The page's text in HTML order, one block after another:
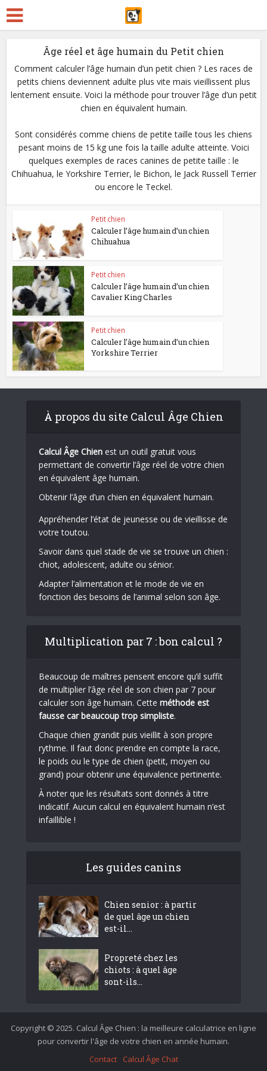
Âge réel et âge humain du Petit chien
Comment calculer l’âge humain d’un petit chien ? Les races de
petits chiens deviennent adulte plus vite mais vieillissent plus
lentement ensuite. Voici la méthode pour trouver l’âge d’un petit
chien en équivalent humain.
Sont considérés comme chiens de petite taille tous les chiens
pesant moins de 15 kg une fois la taille adulte atteinte. Voici
quelques exemples de races canines de petite taille : le
Chihuahua, le Yorkshire Terrier, le Bichon, le Jack Russell Terrier
ou encore le Teckel.
Petit chien
Calculer l’âge humain d’un chien
Chihuahua
Petit chien
Calculer l’âge humain d’un chien
Cavalier King Charles
Petit chien
Calculer l’âge humain d’un chien
Yorkshire Terrier
À propos du site Calcul Âge Chien
Calcul Âge Chien est un outil gratuit vous
permettant de convertir l’âge réel de votre chien
en équivalent âge humain.
Obtenir l’âge d’un chien en équivalent humain.
Appréhender l’état de jeunesse ou de vieillisse de
votre toutou.
Savoir dans quel stade de vie se trouve un chien :
chiot, adolescent, adulte ou sénior.
Adapter l’alimentation et le mode de vie en
fonction des besoins de l’animal selon son âge.
Multiplication par 7 : bon calcul ?
Beaucoup de maîtres pensent encore qu’il suffit
de multiplier l’âge réel de son chien par 7 pour
calculer son âge humain. Cette méthode est
fausse car beaucoup trop simpliste.
Chaque chien grandit puis vieillit à son propre
rythme. Il faut donc prendre en compte la race,
le poids ou le type de chien (petit, moyen ou
grand) pour obtenir une équivalence pertinente.
À noter que les résultats sont donnés à titre
indicatif. Aucun calcul en équivalent humain n’est
infaillible !
Les guides canins
Chien senior : à partir
de quel âge un chien
est-il...
Propreté chez les
chiots : à quel âge
sont-ils...
Copyright © 2025. Calcul Âge Chien : la meilleure calculatrice en ligne
pour convertir l'âge de votre chien en année humain.
Contact
Calcul Âge Chat